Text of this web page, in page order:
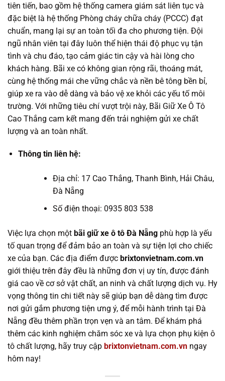
tiên tiến, bao gồm hệ thống camera giám sát liên tục và
đặc biệt là hệ thống Phòng cháy chữa cháy (PCCC) đạt
chuẩn, mang lại sự an toàn tối đa cho phương tiện. Đội
ngũ nhân viên tại đây luôn thể hiện thái độ phục vụ tận
tình và chu đáo, tạo cảm giác tin cậy và hài lòng cho
khách hàng. Bãi xe có không gian rộng rãi, thoáng mát,
cùng hệ thống mái che vững chắc và nền bê tông bền bỉ,
giúp xe ra vào dễ dàng và bảo vệ xe khỏi các yếu tố môi
trường. Với những tiêu chí vượt trội này, Bãi Giữ Xe Ô Tô
Cao Thắng cam kết mang đến trải nghiệm gửi xe chất
lượng và an toàn nhất.
Thông tin liên hệ:
Địa chỉ: 17 Cao Thắng, Thanh Bình, Hải Châu,
Đà Nẵng
Số điện thoại: 0935 803 538
Việc lựa chọn một bãi giữ xe ô tô Đà Nẵng phù hợp là yếu
tố quan trọng để đảm bảo an toàn và sự tiện lợi cho chiếc
xe của bạn. Các địa điểm được brixtonvietnam.com.vn
giới thiệu trên đây đều là những đơn vị uy tín, được đánh
giá cao về cơ sở vật chất, an ninh và chất lượng dịch vụ. Hy
vọng thông tin chi tiết này sẽ giúp bạn dễ dàng tìm được
nơi gửi gắm phương tiện ưng ý, để mỗi hành trình tại Đà
Nẵng đều thêm phần trọn vẹn và an tâm. Để khám phá
thêm các kinh nghiệm chăm sóc xe và lựa chọn phụ kiện ô
tô chất lượng, hãy truy cập brixtonvietnam.com.vn ngay
hôm nay!